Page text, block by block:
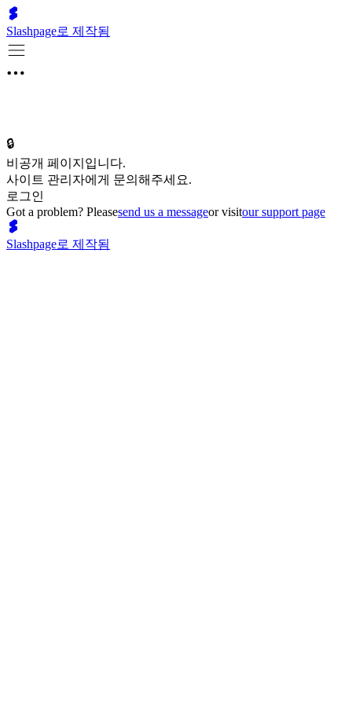
Slashpage로 제작됨
🔒
비공개 페이지입니다.
사이트 관리자에게 문의해주세요.
로그인
Got a problem? Pleasesend us a messageor visitour support page
Slashpage로 제작됨